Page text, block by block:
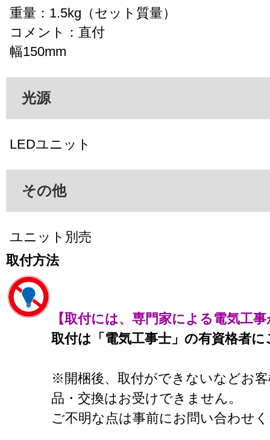
重量：1.5kg（セット質量）
コメント：直付
幅150mm
光源
LEDユニット
その他
ユニット別売
取付方法
【取付には、専門家による電気工
取付は「電気工事士」の有資格者
※開梱後、取付ができないなどお
品・交換はお受けできません。
ご不明な点は事前にお問い合わせ